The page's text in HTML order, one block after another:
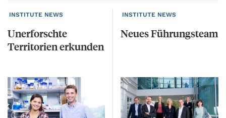
INSTITUTE NEWS
Unerforschte
Territorienerkunden
INSTITUTE NEWS
NeuesFührungsteam